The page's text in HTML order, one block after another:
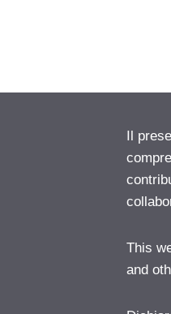
Il
This
and